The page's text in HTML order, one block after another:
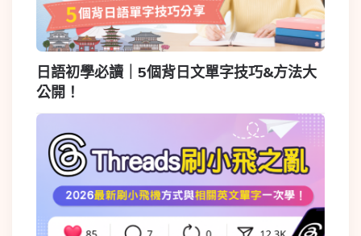
日語初學必讀｜5個背日文單字技巧&方法大
公開！